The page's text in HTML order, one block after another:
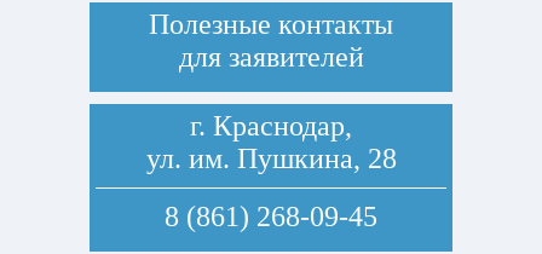
Полезные контакты
для заявителей
г. Краснодар,
ул. им. Пушкина, 28
8 (861) 268-09-45